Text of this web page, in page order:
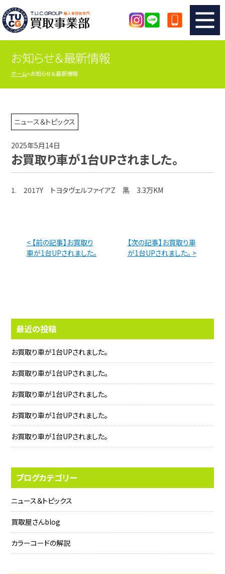
TUCのカンタン査定
査定の注意事項 メーカー別査定フォーム
TUCの買取実績
店舗紹介
お知らせ＆最新情報
ホーム お知らせ＆最新情報
ニュース＆トピックス
2025年5月14日
お買取り車が1台UPされました。
1. 2017Y トヨタヴェルファイアZ 黒 3.3万KM
< 【前の記事】お買取り
車が1台UPされました。
【次の記事】お買取り車
が1台UPされました。 >
最近の投稿
お買取り車が1台UPされました。
お買取り車が1台UPされました。
お買取り車が1台UPされました。
お買取り車が1台UPされました。
お買取り車が1台UPされました。
ブログカテゴリー
ニュース＆トピックス
買取屋さんblog
カラーコードの解説